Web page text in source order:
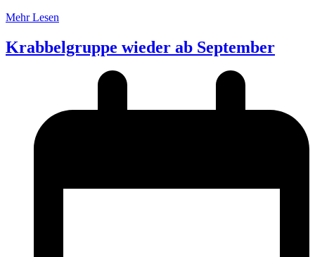
Mehr Lesen
Krabbelgruppe wieder ab September